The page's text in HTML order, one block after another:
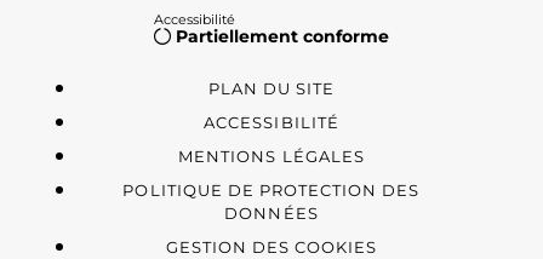
Accessibilité
Partiellement conforme
PLAN DU SITE
ACCESSIBILITÉ
MENTIONS LÉGALES
POLITIQUE DE PROTECTION DES
DONNÉES
GESTION DES COOKIES